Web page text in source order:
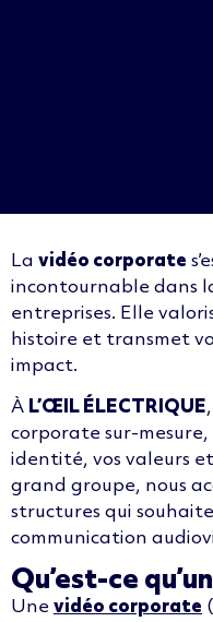
La vidéo corporate
incontournable dans
entreprises. Elle
histoire et transmet
impact.
À L’ŒIL ÉLECTRIQUE
corporate sur-
identité, vos valeurs
grand groupe, nous
structures qui
communication
Qu’est-ce
Une vidéo corporate